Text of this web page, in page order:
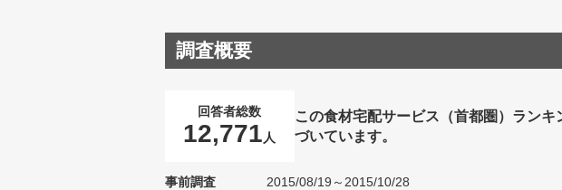
調査概要
回答者総数
12,771 人
この食材宅配サービス（首都圏）ラン
づいています。
事前調査
2015/08/19～2015/10/28